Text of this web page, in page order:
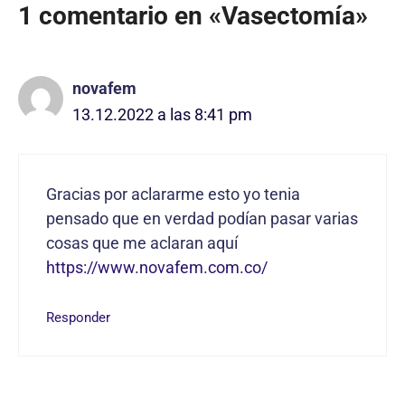
1 comentario en «Vasectomía»
novafem
13.12.2022 a las 8:41 pm
Gracias por aclararme esto yo tenia
pensado que en verdad podían pasar varias
cosas que me aclaran aquí
https://www.novafem.com.co/
Responder